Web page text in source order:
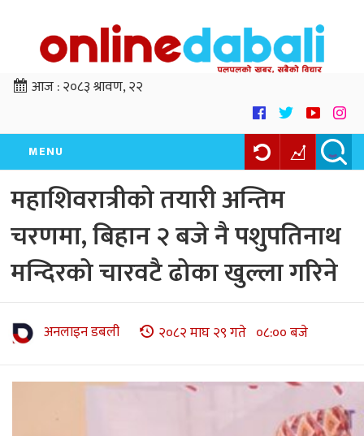
आज :२०८३ श्रावण, २२
MENU
महाशिवरात्रीको तयारी अन्तिम
चरणमा, बिहान २ बजे नै पशुपतिनाथ
मन्दिरको चारवटै ढोका खुल्ला गरिने
अनलाइन डबली २०८२ माघ २९ गते ०८:०० बजे